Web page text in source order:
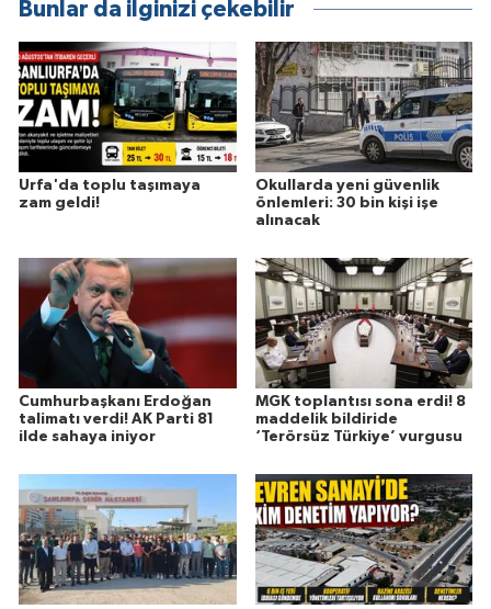
Bunlar da ilginizi çekebilir
Urfa'da toplu taşımaya
zam geldi!
Okullarda yeni güvenlik
önlemleri: 30 bin kişi işe
alınacak
Cumhurbaşkanı Erdoğan
talimatı verdi! AK Parti 81
ilde sahaya iniyor
MGK toplantısı sona erdi! 8
maddelik bildiride
‘Terörsüz Türkiye’ vurgusu